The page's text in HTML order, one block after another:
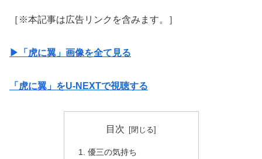
［※本記事は広告リンクを含みます。］
▶︎「虎に翼」画像を全て見る
「虎に翼」をU-NEXTで視聴する
目次
優三の気持ち